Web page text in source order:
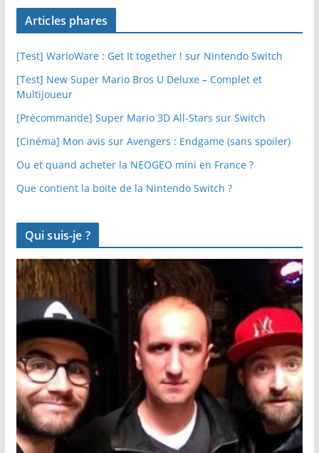
Articles phares
[Test] WarioWare : Get It together ! sur Nintendo Switch
[Test] New Super Mario Bros U Deluxe – Complet et
Multijoueur
[Précommande] Super Mario 3D All-Stars sur Switch
[Cinéma] Mon avis sur Avengers : Endgame (sans spoiler)
Ou et quand acheter la NEOGEO mini en France ?
Que contient la boite de la Nintendo Switch ?
Qui suis-je ?